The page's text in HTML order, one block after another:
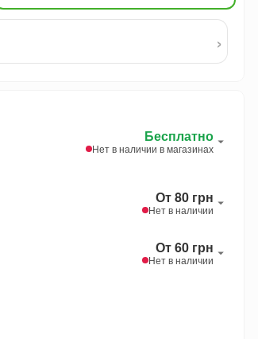
›
Бесплатно
Нет в наличии в магазинах
От 80 грн
Нет в наличии
От 60 грн
Нет в наличии